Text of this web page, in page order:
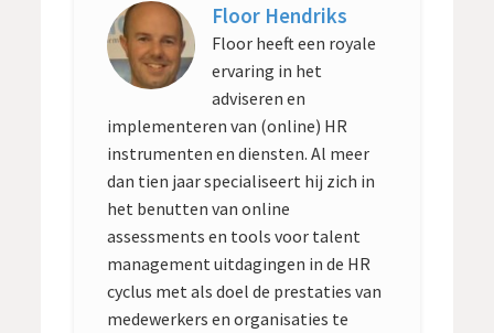
Floor Hendriks
Floor heeft een royale
ervaring in het
adviseren en
implementeren van (online) HR
instrumenten en diensten. Al meer
dan tien jaar specialiseert hij zich in
het benutten van online
assessments en tools voor talent
management uitdagingen in de HR
cyclus met als doel de prestaties van
medewerkers en organisaties te